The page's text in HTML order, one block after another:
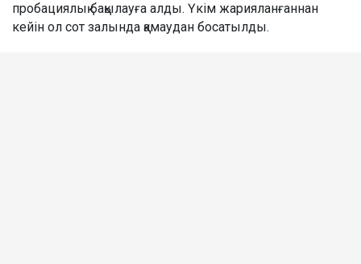
пробациялық бақылауға алды. Үкім жарияланғаннан
кейін ол сот залында қамаудан босатылды.